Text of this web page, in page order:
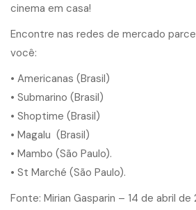
cinema em casa!
Encontre nas redes de mercado
você:
• Americanas (Brasil)
• Submarino (Brasil)
• Shoptime (Brasil)
• Magalu (Brasil)
• Mambo (São Paulo).
• St Marché (São Paulo).
Fonte: Mirian Gasparin – 14 de abril de